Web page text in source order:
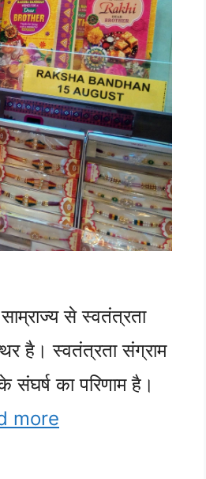
से स्वतंत्रता
है। स्वतंत्रता संग्राम
संघर्ष का परिणाम है।
more